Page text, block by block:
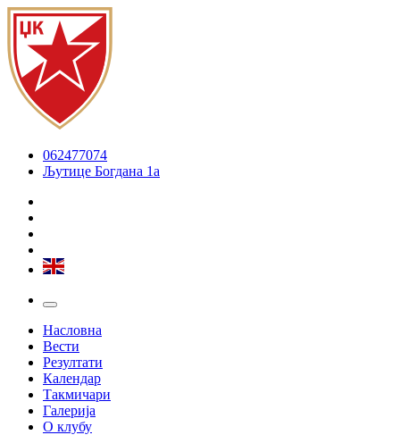
062477074
Љутице Богдана 1а
Насловна
Вести
Резултати
Календар
Такмичари
Галерија
О клубу